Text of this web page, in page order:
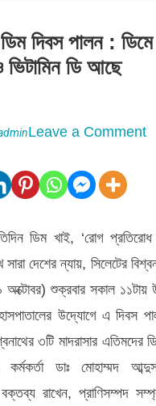
ডিম দিবস পালন :
ডি আছে
Leave a Commenton
:
ডিম খাই, ‘রোগ
দেশের ন্যায়, সিলেটের
শুক্রবার সকাল ১১টায়
উদ্যোগে এ দিবস
৩টি মাদরাসার এতিমদের
কর্মকর্তা ডাঃ মোহাম্মদ
রাখেন, প্রাণিসম্পদ